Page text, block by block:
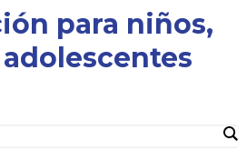
para niños,